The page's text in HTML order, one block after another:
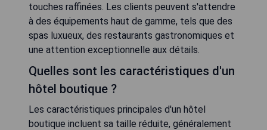
touches raffinées. Les clients peuvent s'attendre
à des équipements haut de gamme, tels que des
spas luxueux, des restaurants gastronomiques et
une attention exceptionnelle aux détails.
Quelles sont les caractéristiques d'un
hôtel boutique ?
Les caractéristiques principales d'un hôtel
boutique incluent sa taille réduite, généralement